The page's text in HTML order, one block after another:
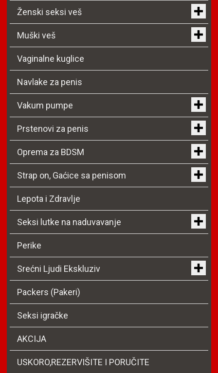
Ženski seksi veš
Muški veš
Vaginalne kuglice
Navlake za penis
Vakum pumpe
Prstenovi za penis
Oprema za BDSM
Strap on, Gaćice sa penisom
Lepota i Zdravlje
Seksi lutke na naduvavanje
Perike
Srećni Ljudi Ekskluziv
Packers (Pakeri)
Seksi igračke
AKCIJA
USKORO,REZERVIŠITE I PORUČITE